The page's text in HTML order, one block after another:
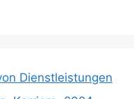
Dienstleistungen